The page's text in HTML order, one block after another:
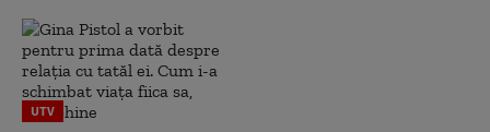
UTV